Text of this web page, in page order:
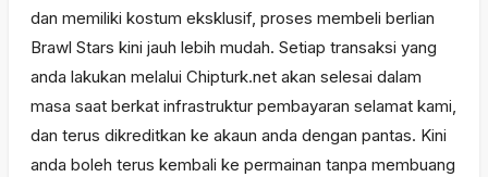
dan memiliki kostum eksklusif, proses membeli berlian
Brawl Stars kini jauh lebih mudah. Setiap transaksi yang
anda lakukan melalui Chipturk.net akan selesai dalam
masa saat berkat infrastruktur pembayaran selamat kami,
dan terus dikreditkan ke akaun anda dengan pantas. Kini
anda boleh terus kembali ke permainan tanpa membuang